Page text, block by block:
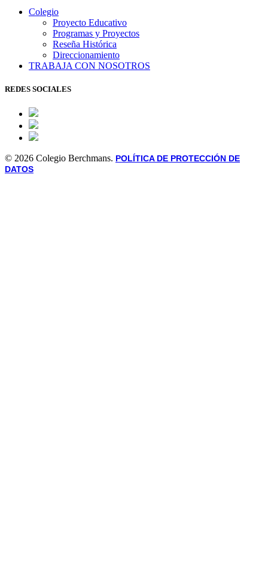
Colegio
Proyecto Educativo
Programas y Proyectos
Reseña Histórica
Direccionamiento
TRABAJA CON NOSOTROS
REDES SOCIALES
© 2026 Colegio Berchmans. POLÍTICA DE PROTECCIÓN DE
DATOS